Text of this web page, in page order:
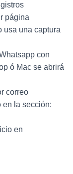
página
usa una captura
con
ó Mac se abrirá
correo
en la sección:
en